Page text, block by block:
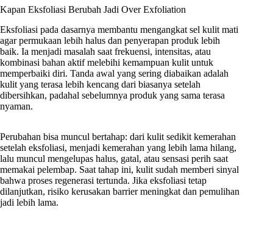
Kapan Eksfoliasi Berubah Jadi Over Exfoliation
Eksfoliasi pada dasarnya membantu mengangkat sel kulit mati
agar permukaan lebih halus dan penyerapan produk lebih
baik. Ia menjadi masalah saat frekuensi, intensitas, atau
kombinasi bahan aktif melebihi kemampuan kulit untuk
memperbaiki diri. Tanda awal yang sering diabaikan adalah
kulit yang terasa lebih kencang dari biasanya setelah
dibersihkan, padahal sebelumnya produk yang sama terasa
nyaman.
Perubahan bisa muncul bertahap: dari kulit sedikit kemerahan
setelah eksfoliasi, menjadi kemerahan yang lebih lama hilang,
lalu muncul mengelupas halus, gatal, atau sensasi perih saat
memakai pelembap. Saat tahap ini, kulit sudah memberi sinyal
bahwa proses regenerasi tertunda. Jika eksfoliasi tetap
dilanjutkan, risiko kerusakan barrier meningkat dan pemulihan
jadi lebih lama.